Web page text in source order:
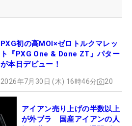
PXG初の高MOI×ゼロトルクマレッ
ト『PXG One & Done ZT』パター
が本日デビュー！
2026年7月30日 (木) 16時46分 20
アイアン売り上げの半数以上
が外ブラ 国産アイアンの人